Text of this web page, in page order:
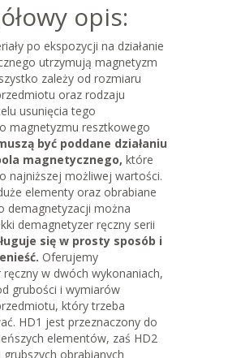
opis:
po ekspozycji na działanie
utrzymują magnetyzm
zależy od rozmiaru
oraz rodzaju
usunięcia tego
magnetyzmu resztkowego
być poddane działaniu
magnetycznego, które
najniższej możliwej wartości.
elementy oraz obrabiane
demagnetyzacji można
demagnetyzer ręczny serii
się w prosty sposób i
Oferujemy
w dwóch wykonaniach,
grubości i wymiarów
który trzeba
HD1 jest przeznaczony do
elementów, zaś HD2
obrabianych